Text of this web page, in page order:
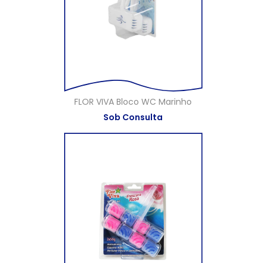
FLOR VIVA Bloco WC Marinho
Sob Consulta